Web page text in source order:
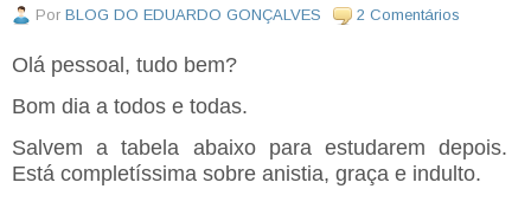
Por BLOG DO EDUARDO GONÇALVES 2 Comentários
Olá pessoal, tudo bem?
Bom dia a todos e todas.
Salvem a tabela abaixo para estudarem depois.
Está completíssima sobre anistia, graça e indulto.